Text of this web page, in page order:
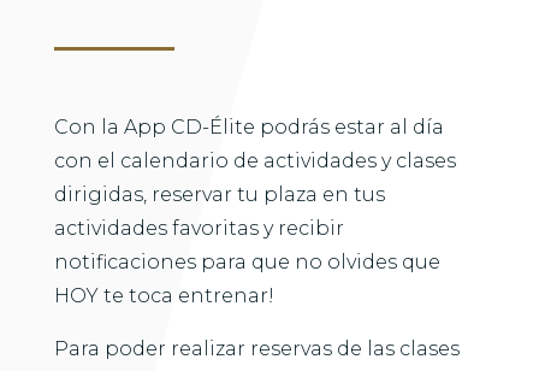
Con la App CD-Élite podrás estar al día
con el calendario de actividades y clases
dirigidas, reservar tu plaza en tus
actividades favoritas y recibir
notificaciones para que no olvides que
HOY te toca entrenar!
Para poder realizar reservas de las clases